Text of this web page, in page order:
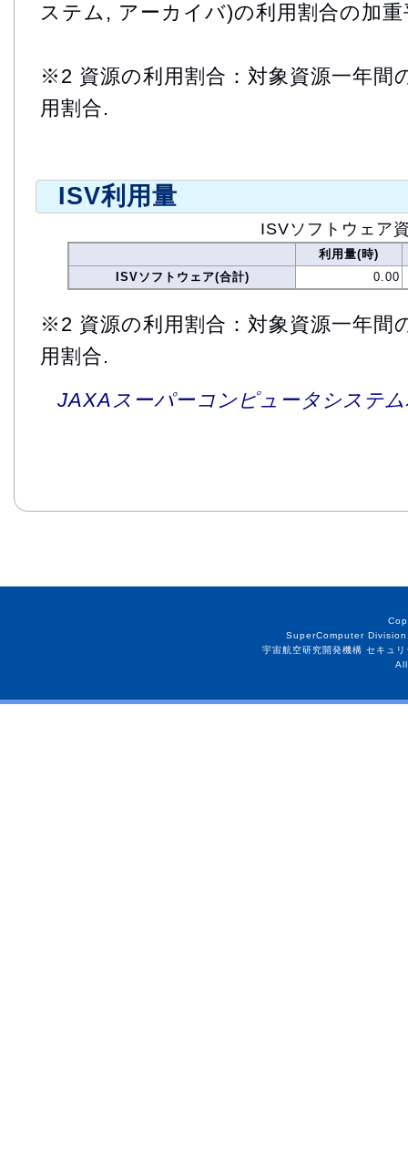
ステム, アーカイバ)の利用割合の加重
※2 資源の利用割合：対象資源一年間
用割合.
ISV利用量
ISVソフトウェア
利用量(時)
ISVソフトウェア(合計)
0.00
※2 資源の利用割合：対象資源一年間
用割合.
JAXAスーパーコンピュータシステ
SuperComputer
宇宙航空研究開発機構 セキュ